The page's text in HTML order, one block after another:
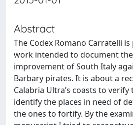
Abstract
The Codex Romano Carratelli
work intended to document
improvement of South Italy
Barbary pirates. It is about a
Calabria Ultra’s coasts to
identify the places in need of
the ones to fortify. By the